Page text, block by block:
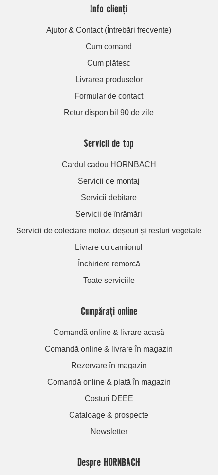
Info clienți
Ajutor & Contact (Întrebări frecvente)
Cum comand
Cum plătesc
Livrarea produselor
Formular de contact
Retur disponibil 90 de zile
Servicii de top
Cardul cadou HORNBACH
Servicii de montaj
Servicii debitare
Servicii de înrămări
Servicii de colectare moloz, deșeuri și resturi vegetale
Livrare cu camionul
Închiriere remorcă
Toate serviciile
Cumpărați online
Comandă online & livrare acasă
Comandă online & livrare în magazin
Rezervare în magazin
Comandă online & plată în magazin
Costuri DEEE
Cataloage & prospecte
Newsletter
Despre HORNBACH